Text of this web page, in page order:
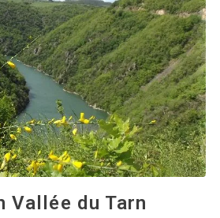
Vallée du Tarn